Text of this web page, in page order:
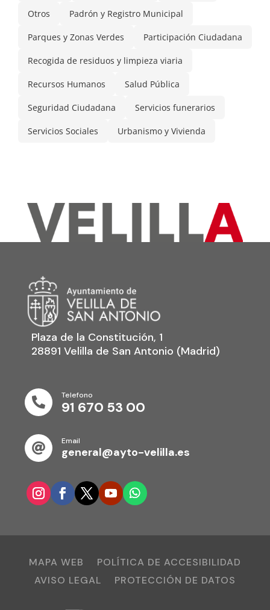
Otros Padrón y Registro Municipal
Parques y Zonas Verdes Participación Ciudadana
Recogida de residuos y limpieza viaria
Recursos Humanos Salud Pública
Seguridad Ciudadana Servicios funerarios
Servicios Sociales Urbanismo y Vivienda
Plaza de la Constitución, 1
28891 Velilla de San Antonio (Madrid)

Telefono
91 670 53 00

Email
general@ayto-velilla.es
MAPA WEB
POLÍTICA DE ACCESIBILIDAD
AVISO LEGAL
PROTECCIÓN DE DATOS